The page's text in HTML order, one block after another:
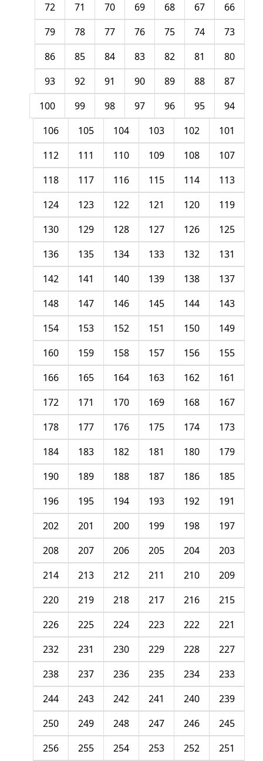
66
67
68
69
70
71
72
73
74
75
76
77
78
79
80
81
82
83
84
85
86
87
88
89
90
91
92
93
94
95
96
97
98
99
100
101
102
103
104
105
106
107
108
109
110
111
112
113
114
115
116
117
118
119
120
121
122
123
124
125
126
127
128
129
130
131
132
133
134
135
136
137
138
139
140
141
142
143
144
145
146
147
148
149
150
151
152
153
154
155
156
157
158
159
160
161
162
163
164
165
166
167
168
169
170
171
172
173
174
175
176
177
178
179
180
181
182
183
184
185
186
187
188
189
190
191
192
193
194
195
196
197
198
199
200
201
202
203
204
205
206
207
208
209
210
211
212
213
214
215
216
217
218
219
220
221
222
223
224
225
226
227
228
229
230
231
232
233
234
235
236
237
238
239
240
241
242
243
244
245
246
247
248
249
250
251
252
253
254
255
256